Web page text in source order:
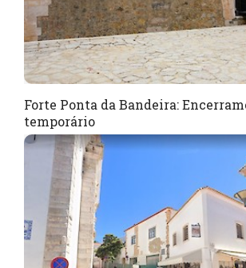
Forte Ponta da Bandeira:
temporário